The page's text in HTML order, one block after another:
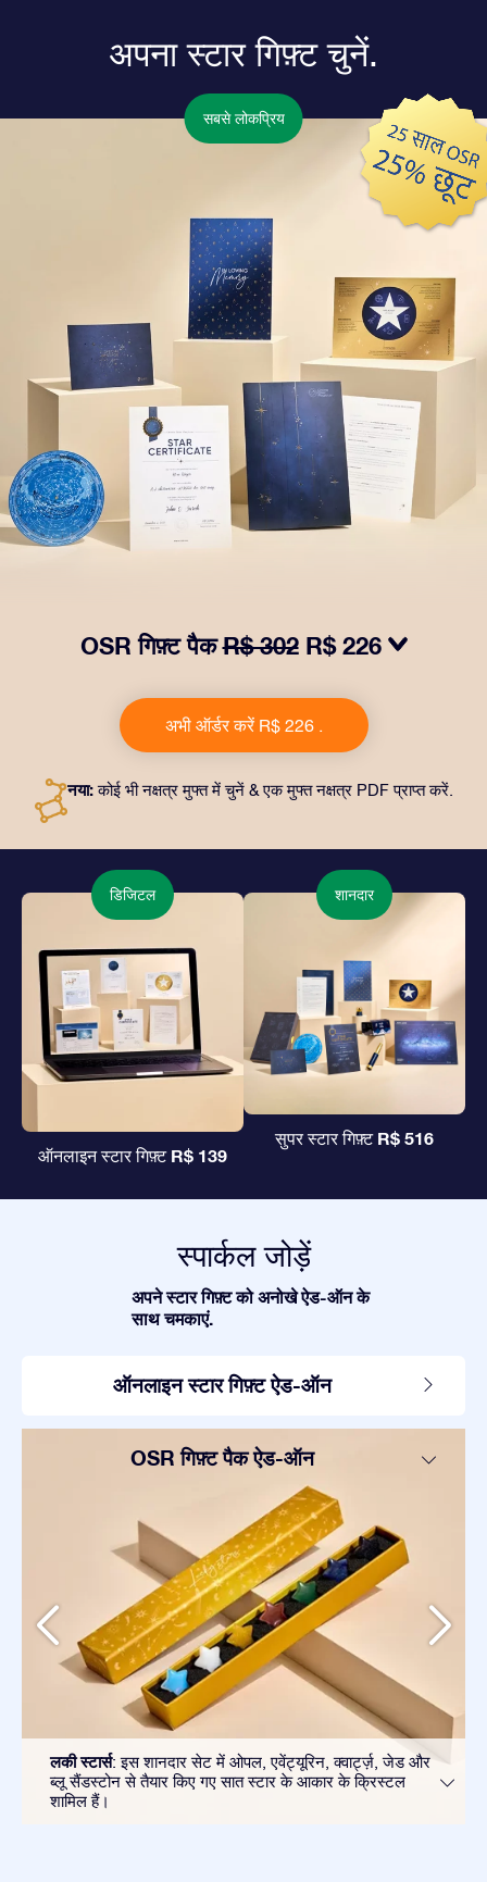
अपना स्टार गिफ़्ट चुनें.
सबसे लोकप्रिय
OSR गिफ़्ट पैकR$ 302 R$ 226
लिफ़ाफ़ा, आपकी पसंद से तैयार दस्तावेज़, साथ ही डिजिटल दस्तावेज़
और हमारे ऐप्स का मुफ़्त इस्तेमाल शामिल है। यह दोस्तों और प्रियजनों को
एक हमेशा बरक़रार रहने वाला उपहार पेश करने का जादुई तरीक़ा है।
अभी ऑर्डर करें R$ 226 .
नया:कोई भी नक्षत्र मुफ्त में चुनें & एक मुफ्त नक्षत्र PDF प्राप्त करें.
डिजिटल
ऑनलाइन स्टार गिफ़्ट R$ 139
शानदार
सुपर स्टार गिफ़्ट R$ 516
स्पार्कल जोड़ें
अपने स्टार गिफ़्ट को अनोखे ऐड-ऑन के
साथ चमकाएं.
ऑनलाइन स्टार गिफ़्ट ऐड-ऑन
OSR गिफ़्ट पैक ऐड-ऑन
लकी स्टार्स: इस शानदार सेट में ओपल, एवेंट्यूरिन, क्वार्ट्ज़, जेड और
ब्लू सैंडस्टोन से तैयार किए गए सात स्टार के आकार के क्रिस्टल
शामिल हैं।